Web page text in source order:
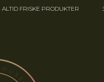
ALTID FRISKE PRODUKTER